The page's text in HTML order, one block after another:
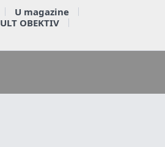
U magazine
ULT OBEKTIV